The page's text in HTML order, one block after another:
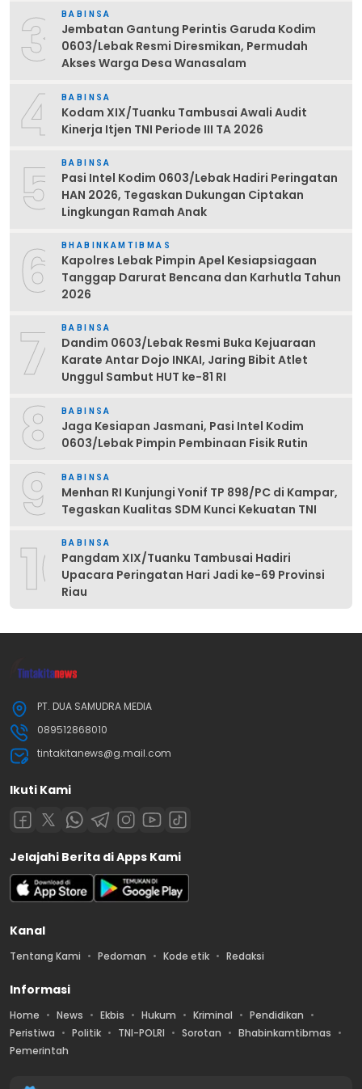
3 BABINSA
Jembatan Gantung Perintis Garuda Kodim
0603/Lebak Resmi Diresmikan, Permudah
Akses Warga Desa Wanasalam
4 BABINSA
Kodam XIX/Tuanku Tambusai Awali Audit
Kinerja Itjen TNI Periode III TA 2026
5 BABINSA
Pasi Intel Kodim 0603/Lebak Hadiri Peringatan
HAN 2026, Tegaskan Dukungan Ciptakan
Lingkungan Ramah Anak
6 BHABINKAMTIBMAS
Kapolres Lebak Pimpin Apel Kesiapsiagaan
Tanggap Darurat Bencana dan Karhutla Tahun
2026
7 BABINSA
Dandim 0603/Lebak Resmi Buka Kejuaraan
Karate Antar Dojo INKAI, Jaring Bibit Atlet
Unggul Sambut HUT ke-81 RI
8 BABINSA
Jaga Kesiapan Jasmani, Pasi Intel Kodim
0603/Lebak Pimpin Pembinaan Fisik Rutin
9 BABINSA
Menhan RI Kunjungi Yonif TP 898/PC di Kampar,
Tegaskan Kualitas SDM Kunci Kekuatan TNI
10BABINSA
Pangdam XIX/Tuanku Tambusai Hadiri
Upacara Peringatan Hari Jadi ke-69 Provinsi
Riau
PT. DUA SAMUDRA MEDIA
089512868010
tintakitanews@g.mail.com
Ikuti Kami
Jelajahi Berita di Apps Kami
Kanal
Tentang Kami Pedoman Kode etik Redaksi
Informasi
Home News Ekbis Hukum Kriminal
Pendidikan
Peristiwa
Politik TNI-POLRI Sorotan
Bhabinkamtibmas
Pemerintah